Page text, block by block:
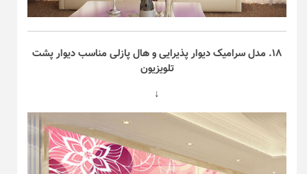
۱۸. مدل سرامیک دیوار پذیرایی و هال پازلی مناسب دیوار پشت
تلویزیون
↓